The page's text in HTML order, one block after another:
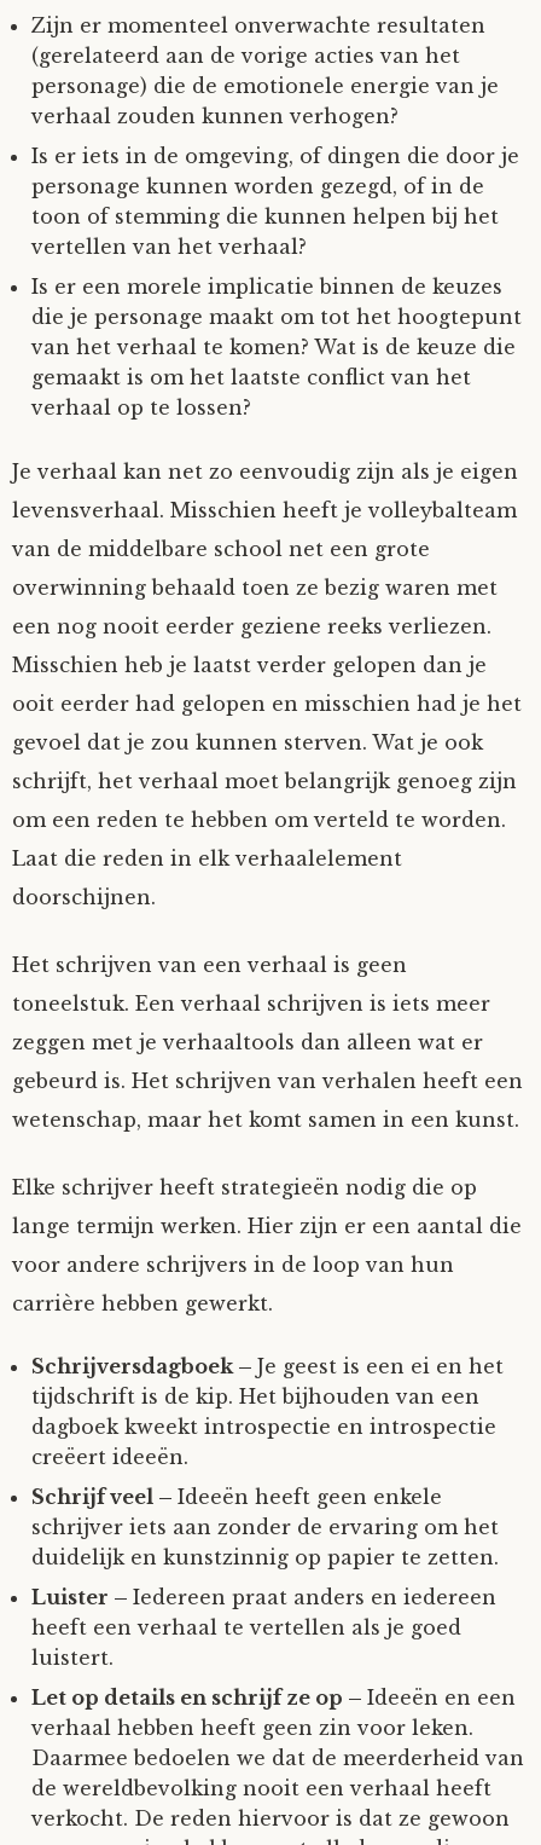
Zijn er momenteel onverwachte resultaten
(gerelateerd aan de vorige acties van het
personage) die de emotionele energie van je
verhaal zouden kunnen verhogen?
Is er iets in de omgeving, of dingen die door je
personage kunnen worden gezegd, of in de
toon of stemming die kunnen helpen bij het
vertellen van het verhaal?
Is er een morele implicatie binnen de keuzes
die je personage maakt om tot het hoogtepunt
van het verhaal te komen? Wat is de keuze die
gemaakt is om het laatste conflict van het
verhaal op te lossen?
Je verhaal kan net zo eenvoudig zijn als je eigen
levensverhaal. Misschien heeft je volleybalteam
van de middelbare school net een grote
overwinning behaald toen ze bezig waren met
een nog nooit eerder geziene reeks verliezen.
Misschien heb je laatst verder gelopen dan je
ooit eerder had gelopen en misschien had je het
gevoel dat je zou kunnen sterven. Wat je ook
schrijft, het verhaal moet belangrijk genoeg zijn
om een reden te hebben om verteld te worden.
Laat die reden in elk verhaalelement
doorschijnen.
Het schrijven van een verhaal is geen
toneelstuk. Een verhaal schrijven is iets meer
zeggen met je verhaaltools dan alleen wat er
gebeurd is. Het schrijven van verhalen heeft een
wetenschap, maar het komt samen in een kunst.
Elke schrijver heeft strategieën nodig die op
lange termijn werken. Hier zijn er een aantal die
voor andere schrijvers in de loop van hun
carrière hebben gewerkt.
Schrijversdagboek – Je geest is een ei en het
tijdschrift is de kip. Het bijhouden van een
dagboek kweekt introspectie en introspectie
creëert ideeën.
Schrijf veel – Ideeën heeft geen enkele
schrijver iets aan zonder de ervaring om het
duidelijk en kunstzinnig op papier te zetten.
Luister – Iedereen praat anders en iedereen
heeft een verhaal te vertellen als je goed
luistert.
Let op details en schrijf ze op – Ideeën en een
verhaal hebben heeft geen zin voor leken.
Daarmee bedoelen we dat de meerderheid van
de wereldbevolking nooit een verhaal heeft
verkocht. De reden hiervoor is dat ze gewoon